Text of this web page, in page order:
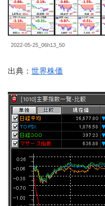
2022-05-25_06h13_50
出典： 世界株価